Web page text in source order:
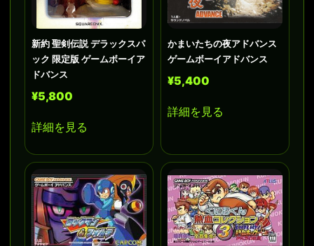
新約 聖剣伝説 デラックスパ
ック 限定版 ゲームボーイア
ドバンス
¥5,800
詳細を見る
かまいたちの夜アドバンス
ゲームボーイアドバンス
¥5,400
詳細を見る